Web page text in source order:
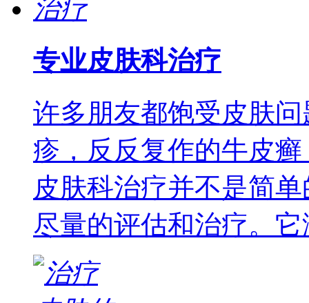
专业皮肤科治疗
许多朋友都饱受皮肤
疹，反反复作的牛皮
皮肤科治疗并不是简
尽量的评估和治疗。